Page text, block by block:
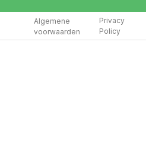
Algemene
voorwaarden
Privacy
Policy